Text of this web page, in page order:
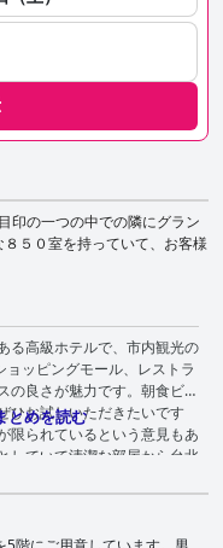
印の一つの中での隣にグラン
５０室を持っていて、お客様
る高級ホテルで、市内観光の
ッピングモール、レストラ
の良さが魅力です。朝食ビュ
ひお試しいただきたいです
限られているという意見もあ
していて清潔な部屋から台北
装が古めかしいという意見
施設を絶賛する声もありまし
らに充実させるもので、お
での滞在にご満足いただける
とめを読む